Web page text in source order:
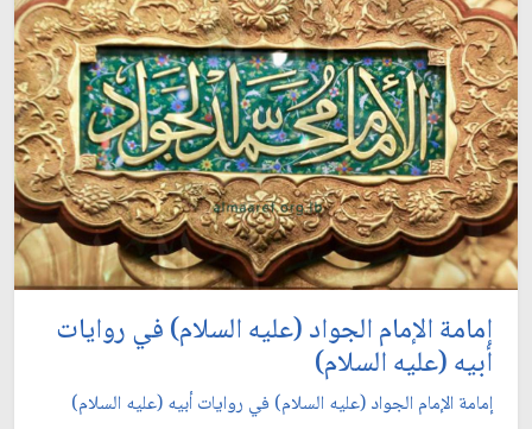
إمامة الإمام الجواد (عليه السلام) في روايات
أبيه (عليه السلام)
إمامة الإمام الجواد (عليه السلام) في روايات أبيه (عليه السلام)